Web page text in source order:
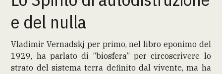
e del nulla
Vladimir Vernadskj per primo, nel libro eponimo del
1929, ha parlato di “biosfera” per circoscrivere lo
strato del sistema terra definito dal vivente, ma ha